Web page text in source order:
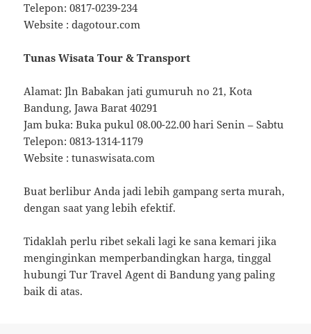
Telepon: 0817-0239-234
Website : dagotour.com
Tunas Wisata Tour & Transport
Alamat: Jln Babakan jati gumuruh no 21, Kota
Bandung, Jawa Barat 40291
Jam buka: Buka pukul 08.00-22.00 hari Senin – Sabtu
Telepon: 0813-1314-1179
Website : tunaswisata.com
Buat berlibur Anda jadi lebih gampang serta murah,
dengan saat yang lebih efektif.
Tidaklah perlu ribet sekali lagi ke sana kemari jika
menginginkan memperbandingkan harga, tinggal
hubungi Tur Travel Agent di Bandung yang paling
baik di atas.